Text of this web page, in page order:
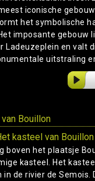
iconische
het symbolische
imposante gebouw
Ladeuzeplein en valt
uitstraling en
Bouillon
boven het plaatsje
kasteel. Het
in de rivier de Semois.